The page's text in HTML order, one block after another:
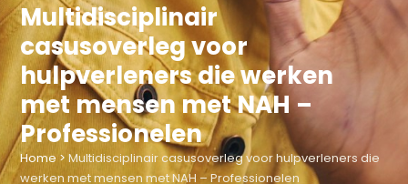
Multidisciplinair
casusoverleg voor
hulpverleners die werken
met mensen met NAH –
Professionelen
Home>Multidisciplinair casusoverleg voor hulpverleners die
werken met mensen met NAH – Professionelen